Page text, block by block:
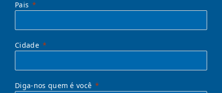
Pais
Cidade
Diga-nos quem é você